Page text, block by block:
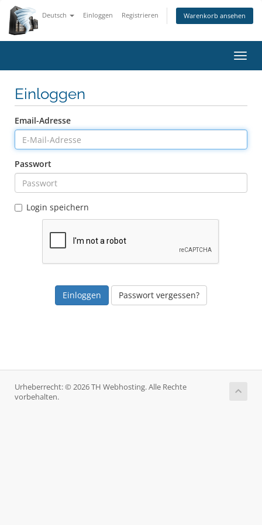
Deutsch Einloggen Registrieren Warenkorb ansehen
ein-/
Einloggen
Email-Adresse
Passwort
Login speichern
Passwort vergessen?
Urheberrecht: © 2026 TH Webhosting. Alle Rechte
vorbehalten.